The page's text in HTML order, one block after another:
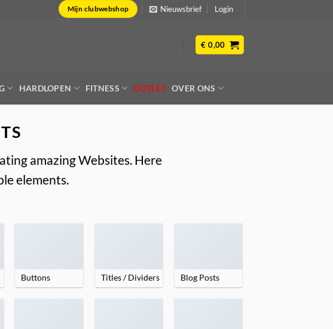
Mijn clubwebshop Nieuwsbrief Login
€ 0,00
HARDLOPEN FITNESS OUTLET OVER ONS
amazing Websites. Here
elements.
Buttons Titles / Dividers Blog Posts